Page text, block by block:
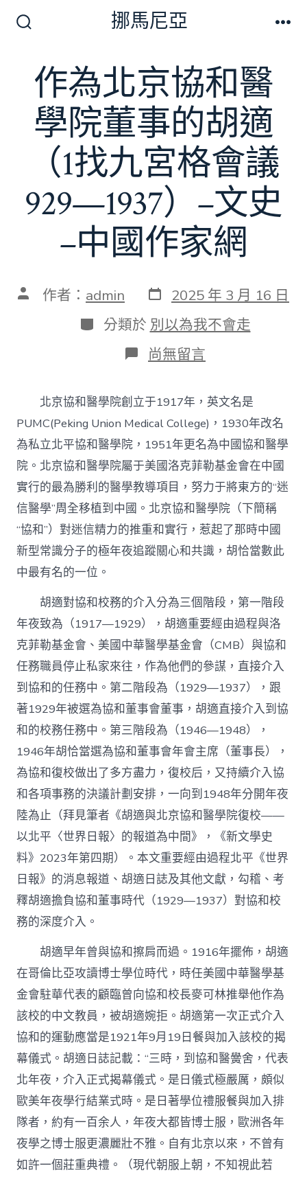
換
關
挪馬尼亞
作為北京協和醫
學院董事的胡適
（1找九宮格會議
929—1937）–文史
–中國作家網
文 作者： admin 發
表
日
期
2025 年 3 月 16 日
分
類
分類於 別以為我不會走
在
〈作
北
京
協
和
醫
學
院
董
事
的
胡
適
（1
宮
會
議
929
—
1937）
–
文
史
–
中
國
作
家
網〉
中
尚無留言
北京協和醫學院創立于1917年，英文名是
PUMC(Peking Union Medical College)，1930年改名
為私立北平協和醫學院，1951年更名為中國協和醫學
院。北京協和醫學院屬于美國洛克菲勒基金會在中國
實行的最為勝利的醫學教導項目，努力于將東方的“迷
信醫學”周全移植到中國。北京協和醫學院（下簡稱
“協和”）對迷信精力的推重和實行，惹起了那時中國
新型常識分子的極年夜追蹤關心和共識，胡恰當數此
中最有名的一位。
胡適對協和校務的介入分為三個階段，第一階段
年夜致為（1917—1929），胡適重要經由過程與洛
克菲勒基金會、美國中華醫學基金會（CMB）與協和
任務職員停止私家來往，作為他們的參謀，直接介入
到協和的任務中。第二階段為（1929—1937），跟
著1929年被選為協和董事會董事，胡適直接介入到協
和的校務任務中。第三階段為（1946—1948），
1946年胡恰當選為協和董事會年會主席（董事長），
為協和復校做出了多方盡力，復校后，又持續介入協
和各項事務的決議計劃安排，一向到1948年分開年夜
陸為止（拜見筆者《胡適與北京協和醫學院復校——
以北平〈世界日報〉的報道為中間》，《新文學史
料》2023年第四期）。本文重要經由過程北平《世界
日報》的消息報道、胡適日誌及其他文獻，勾稽、考
釋胡適擔負協和董事時代（1929—1937）對協和校
務的深度介入。
胡適早年曾與協和擦肩而過。1916年擺佈，胡適
在哥倫比亞攻讀博士學位時代，時任美國中華醫學基
金會駐華代表的顧臨曾向協和校長麥可林推舉他作為
該校的中文教員，被胡適婉拒。胡適第一次正式介入
協和的運動應當是1921年9月19日餐與加入該校的揭
幕儀式。胡適日誌記載：“三時，到協和醫黌舍，代表
北年夜，介入正式揭幕儀式。是日儀式極嚴厲，頗似
歐美年夜學行結業式時。是日著學位禮服餐與加入排
隊者，約有一百余人，年夜大都皆博士服，歐洲各年
夜學之博士服更濃麗壯不雅。自有北京以來，不曾有
如許一個莊重典禮。（現代朝服上朝，不知視此若